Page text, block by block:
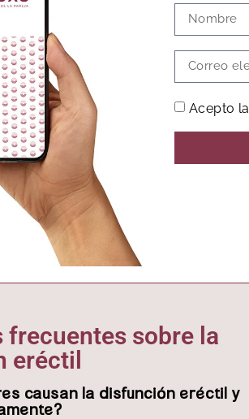
Acepto la
frecuentes sobre la
eréctil
causan la disfunción eréctil y